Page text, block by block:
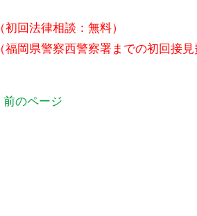
（初回法律相談：無料）
（福岡県警察西警察署までの初回接見
前のページ